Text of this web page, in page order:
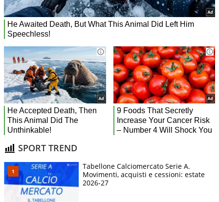
SPORT TREND
Tabellone Calciomercato Serie A.
Movimenti, acquisti e cessioni: estate
2026-27